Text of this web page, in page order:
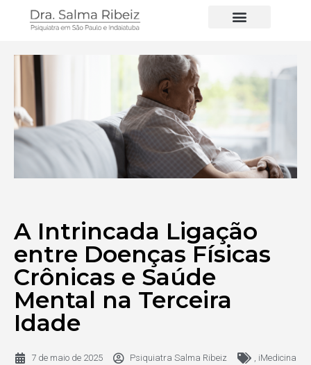
A Intrincada Ligação
entre Doenças Físicas
Crônicas e Saúde
Mental na Terceira
Idade
7 de maio de 2025 Psiquiatra Salma Ribeiz , iMedicina